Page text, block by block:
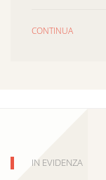
CONTINUA
IN EVIDENZA